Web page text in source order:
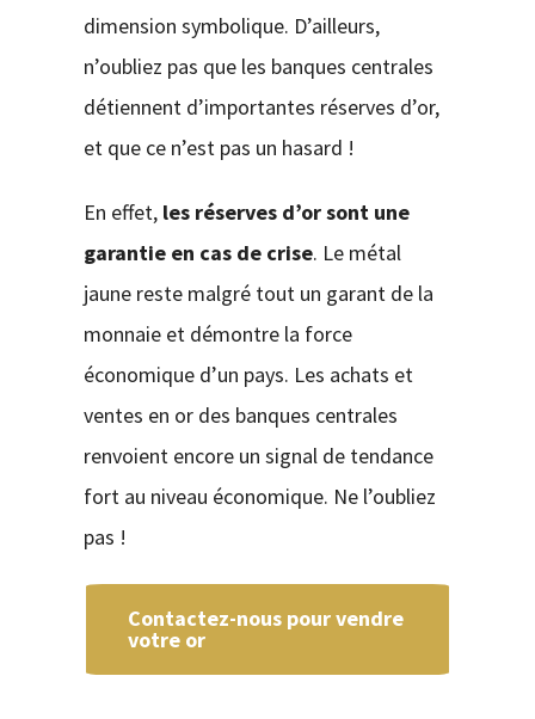
dimension symbolique. D’ailleurs,
n’oubliez pas que les banques centrales
détiennent d’importantes réserves d’or,
et que ce n’est pas un hasard !
En effet, les réserves d’or sont une
garantie en cas de crise. Le métal
jaune reste malgré tout un garant de la
monnaie et démontre la force
économique d’un pays. Les achats et
ventes en or des banques centrales
renvoient encore un signal de tendance
fort au niveau économique. Ne l’oubliez
pas !
Contactez-nous pour vendre
votre or